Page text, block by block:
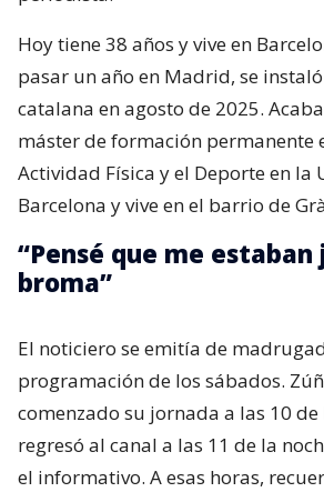
Hoy tiene 38 años y vive en
pasar un año en Madrid, se
catalana en agosto de 2025.
máster de formación permanente
Actividad Física y el Deporte en la
Barcelona y vive en el barrio de
“Pensé que me
broma”
El noticiero se emitía de
programación de los sábados.
comenzado su jornada a las 10
regresó al canal a las 11 de la
el informativo. A esas horas,